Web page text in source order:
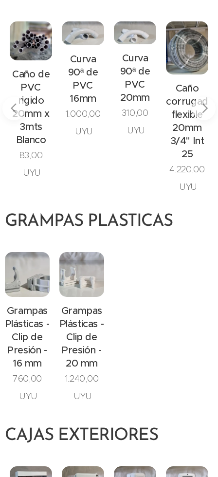
Caño de
PVC
rigido
20mm x
3mts
Blanco
83,00
UYU
Curva
90ª de
PVC
16mm
1.000,00
UYU
Curva
90ª de
PVC
20mm
310,00
UYU
Caño
corrugado
flexible
20mm
3/4" Int
25
4.220,00
UYU
GRAMPAS PLASTICAS
Grampas
Plásticas -
Clip de
Presión -
16 mm
760,00
UYU
Grampas
Plásticas -
Clip de
Presión -
20 mm
1.240,00
UYU
CAJAS EXTERIORES